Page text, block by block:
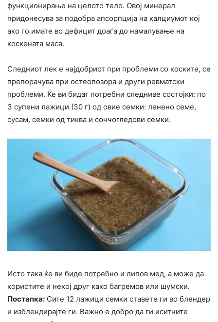
функционирање на целото тело. Овој минерал
придонесува за подобра апсорпција на калциумот кој
ако го имате во дефицит доаѓа до намалување на
коскената маса.
Следниот лек е најдобриот при проблеми со коските, се
препорачува при остеопозора и други ревматски
проблеми. Ќе ви бидат потребни следниве состојки: по
3 супени лажици (30 г) од овие семки: ленено семе,
сусам, семки од тиква и сончогледови семки.
Исто така ќе ви биде потребно и липов мед, а може да
користите и некој друг како багремов или шумски.
Постапка: Сите 12 лажици семки ставете ги во блендер
и изблендирајте ги. Важно е добро да ги иситните